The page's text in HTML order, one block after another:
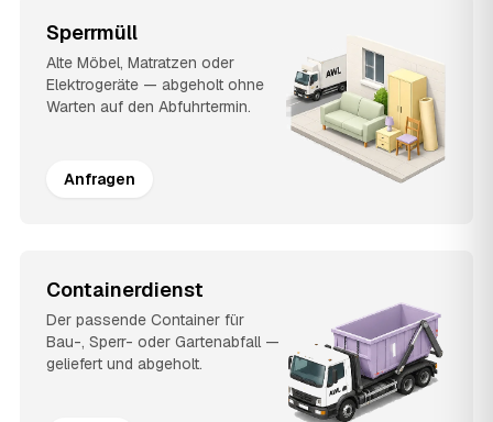
Sperrmüll
Alte Möbel, Matratzen oder
Elektrogeräte — abgeholt ohne
Warten auf den Abfuhrtermin.
Anfragen
Containerdienst
Der passende Container für
Bau-, Sperr- oder Gartenabfall —
geliefert und abgeholt.